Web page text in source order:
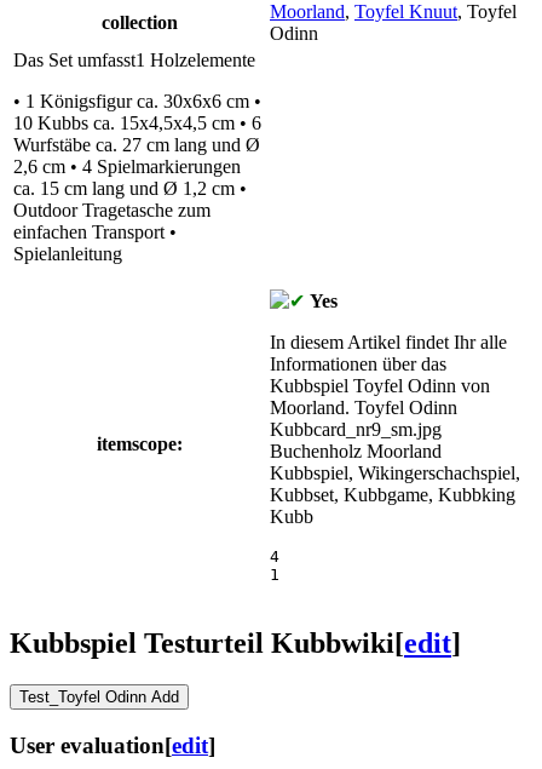
collection
Moorland, Toyfel Knuut, Toyfel
Odinn
Das Set umfasst1 Holzelemente
• 1 Königsfigur ca. 30x6x6 cm •
10 Kubbs ca. 15x4,5x4,5 cm • 6
Wurfstäbe ca. 27 cm lang und Ø
2,6 cm • 4 Spielmarkierungen
ca. 15 cm lang und Ø 1,2 cm •
Outdoor Tragetasche zum
einfachen Transport •
Spielanleitung
itemscope:
Yes
In diesem Artikel findet Ihr alle
Informationen über das
Kubbspiel Toyfel Odinn von
Moorland. Toyfel Odinn
Kubbcard_nr9_sm.jpg
Buchenholz Moorland
Kubbspiel, Wikingerschachspiel,
Kubbset, Kubbgame, Kubbking
Kubb
4
1
Kubbspiel Testurteil Kubbwiki[edit]
Test_Toyfel Odinn Add
User evaluation[edit]